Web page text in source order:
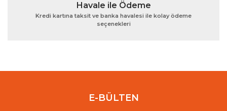
Havale ile Ödeme
Kredi kartına taksit ve banka havalesi ile kolay ödeme
seçenekleri
E-BÜLTEN